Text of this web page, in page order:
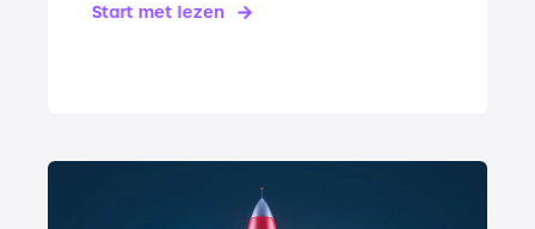
Start met lezen